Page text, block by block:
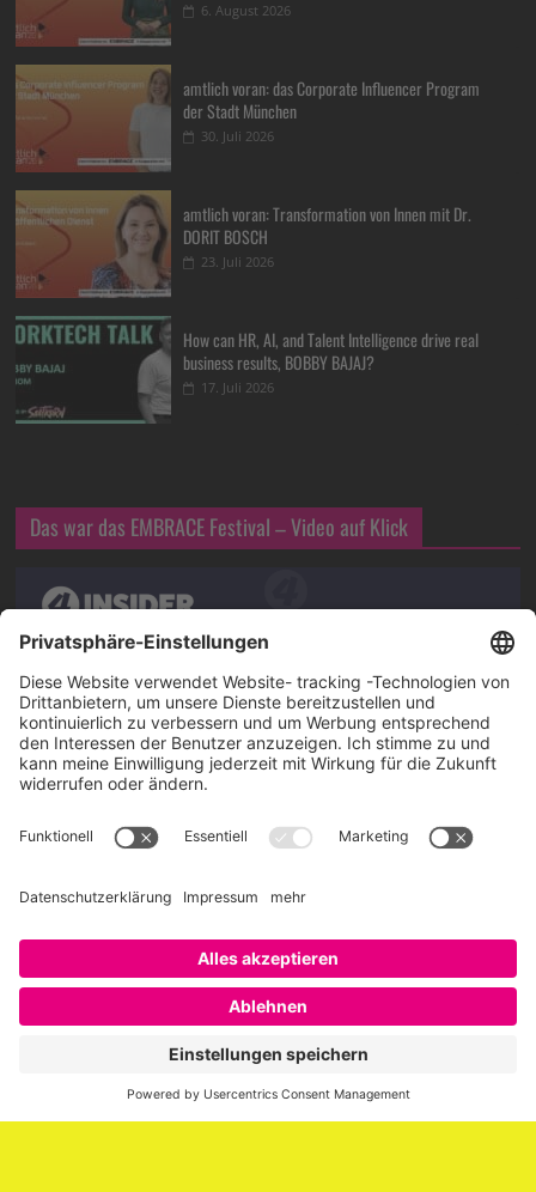
6. August 2026
amtlich voran: das Corporate Influencer Program
der Stadt München
30. Juli 2026
amtlich voran: Transformation von Innen mit Dr.
DORIT BOSCH
23. Juli 2026
How can HR, AI, and Talent Intelligence drive real
business results, BOBBY BAJAJ?
17. Juli 2026
Das war das EMBRACE Festival – Video auf Klick
Über SAATKORN
SAATKORN ist der Blog von Gero Hesse. Seit 2009 schreibt
er über die Themen Employer Branding,